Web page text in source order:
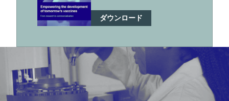
ダウンロード